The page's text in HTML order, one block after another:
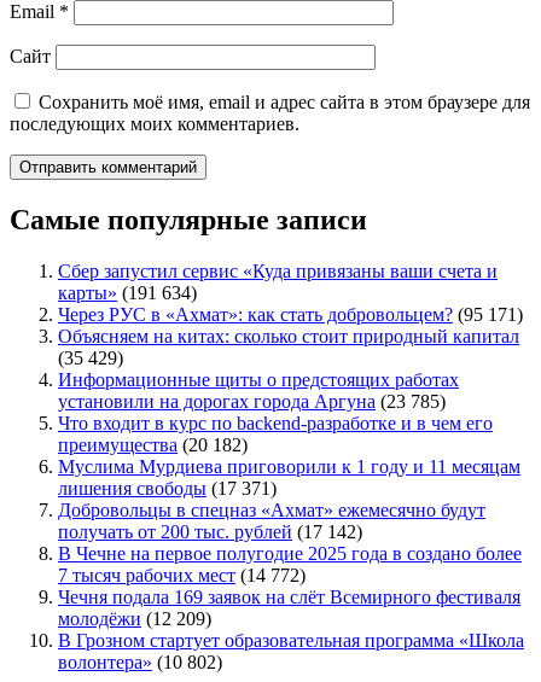
Email *
Сайт
Сохранить моё имя, email и адрес сайта в этом браузере для
последующих моих комментариев.
Самые популярные записи
Сбер запустил сервис «Куда привязаны ваши счета и
карты» (191 634)
Через РУС в «Ахмат»: как стать добровольцем? (95 171)
Объясняем на китах: сколько стоит природный капитал
(35 429)
Информационные щиты о предстоящих работах
установили на дорогах города Аргуна (23 785)
Что входит в курс по backend-разработке и в чем его
преимущества (20 182)
Муслима Мурдиева приговорили к 1 году и 11 месяцам
лишения свободы (17 371)
Добровольцы в спецназ «Ахмат» ежемесячно будут
получать от 200 тыс. рублей (17 142)
В Чечне на первое полугодие 2025 года в создано более
7 тысяч рабочих мест (14 772)
Чечня подала 169 заявок на слёт Всемирного фестиваля
молодёжи (12 209)
В Грозном стартует образовательная программа «Школа
волонтера» (10 802)